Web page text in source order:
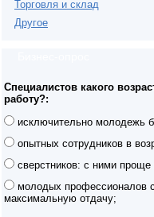
Торговля и склад
Другое
Специалистов какого
работу?:
исключительно молодежь
опытных сотрудников в
сверстников: с ними
молодых профессионалов
максимальную отдачу;